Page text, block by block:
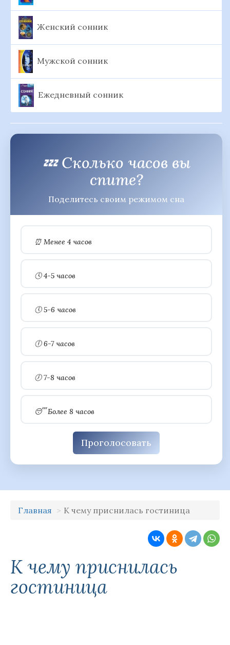
Женский сонник
Мужской сонник
Ежедневный сонник
💤 Сколько часов вы
спите?
Поделитесь своим режимом сна
⏰ Менее 4 часов
🕓 4-5 часов
🕔 5-6 часов
🕕 6-7 часов
🕖 7-8 часов
😴 Более 8 часов
Проголосовать
Главная К чему приснилась гостиница
К чему приснилась
гостиница